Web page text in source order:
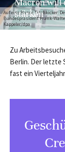
Auf eine Runde Tischkicker:
Bundespräsident Frank-
Kappeler/dpa
Macron will
stärken
Zu
Berlin. Der letzte
fast ein